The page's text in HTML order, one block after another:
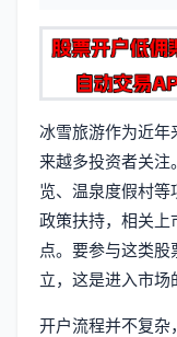
冰雪旅游作为近年
来越多投资者关注
览、温泉度假村
政策扶持，相关上
点。要参与这类
立，这是进入市场
开户流程并不复杂